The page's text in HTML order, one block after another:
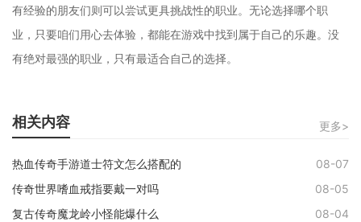
有经验的朋友们则可以尝试更具挑战性的职业。无论选择哪个职
业，只要咱们用心去体验，都能在游戏中找到属于自己的乐趣。没
有绝对最强的职业，只有最适合自己的选择。
相关内容 更多>
热血传奇手游道士符文怎么搭配的
08-07
传奇世界嗜血戒指要戴一对吗
08-05
复古传奇魔龙岭小怪能爆什么
08-04